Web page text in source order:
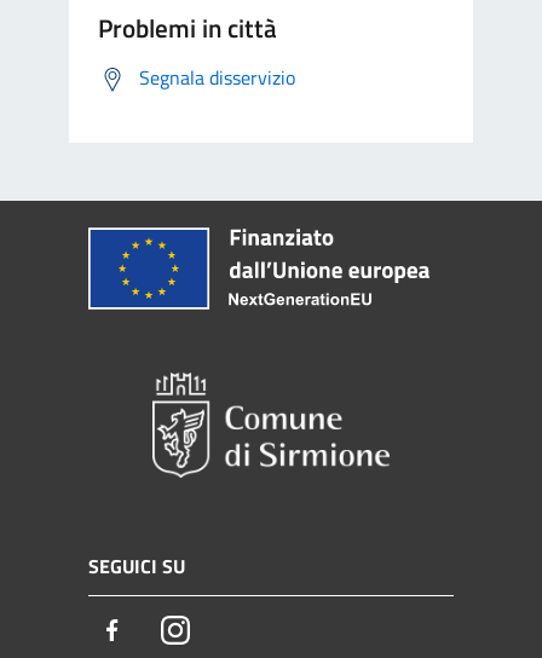
Problemi in città
Segnala disservizio
SEGUICI SU
FacebookInstagram